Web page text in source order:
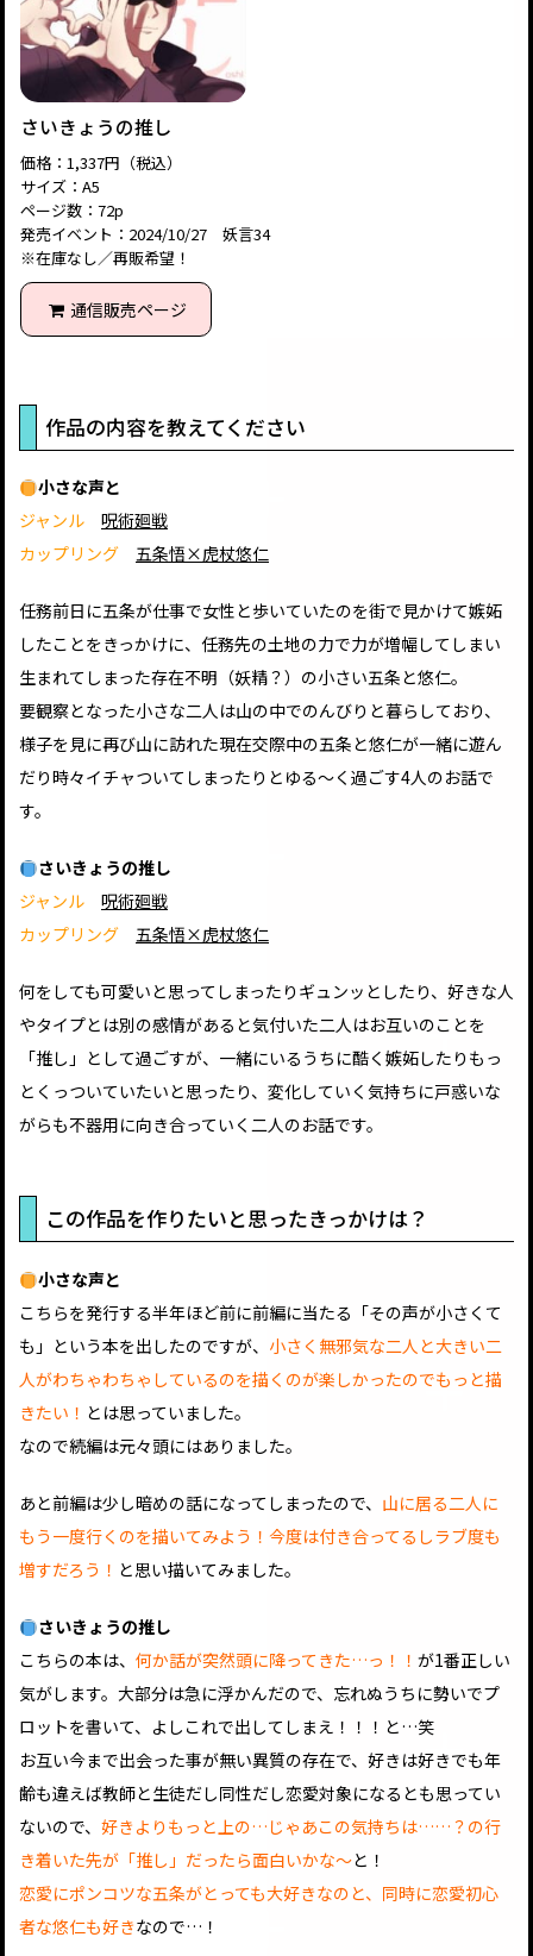
さいきょうの推し
価格：1,337円（税込）
サイズ：A5
ページ数：72p
発売イベント：2024/10/27 妖言34
※在庫なし／再販希望！
通信販売ページ
作品の内容を教えてください
小さな声と
ジャンル
呪術廻戦
カップリング
五条悟×虎杖悠仁
任務前日に五条が仕事で女性と歩いていたのを街で見かけて嫉妬
したことをきっかけに、任務先の土地の力で力が増幅してしまい
生まれてしまった存在不明（妖精？）の小さい五条と悠仁。
要観察となった小さな二人は山の中でのんびりと暮らしており、
様子を見に再び山に訪れた現在交際中の五条と悠仁が一緒に遊ん
だり時々イチャついてしまったりとゆる～く過ごす4人のお話で
す。
さいきょうの推し
ジャンル
呪術廻戦
カップリング
五条悟×虎杖悠仁
何をしても可愛いと思ってしまったりギュンッとしたり、好きな人
やタイプとは別の感情があると気付いた二人はお互いのことを
「推し」として過ごすが、一緒にいるうちに酷く嫉妬したりもっ
とくっついていたいと思ったり、変化していく気持ちに戸惑いな
がらも不器用に向き合っていく二人のお話です。
この作品を作りたいと思ったきっかけは？
小さな声と
こちらを発行する半年ほど前に前編に当たる「その声が小さくて
も」という本を出したのですが、 小さく無邪気な二人と大きい二
人がわちゃわちゃしているのを描くのが楽しかったのでもっと描
きたい！ とは思っていました。
なので続編は元々頭にはありました。
あと前編は少し暗めの話になってしまったので、 山に居る二人に
もう一度行くのを描いてみよう！今度は付き合ってるしラブ度も
増すだろう！ と思い描いてみました。
さいきょうの推し
こちらの本は、 何か話が突然頭に降ってきた…っ！！ が1番正しい
気がします。大部分は急に浮かんだので、忘れぬうちに勢いでプ
ロットを書いて、よしこれで出してしまえ！！！と…笑
お互い今まで出会った事が無い異質の存在で、好きは好きでも年
齢も違えば教師と生徒だし同性だし恋愛対象になるとも思ってい
ないので、 好きよりもっと上の…じゃあこの気持ちは……？の行
き着いた先が「推し」だったら面白いかな～と！
恋愛にポンコツな五条がとっても大好きなのと、同時に恋愛初心
者な悠仁も好きなので…！